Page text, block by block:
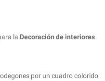
la Decoración de interiores
por un cuadro colorido